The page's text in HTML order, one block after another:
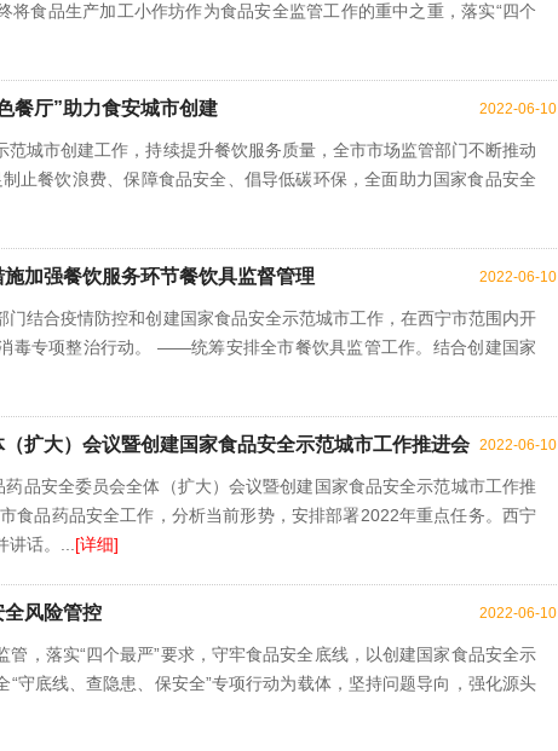
将食品生产加工小作坊作为食品安全监管工作的重中之重，落实“四个
餐厅”助力食安城市创建 2022-06-10
范城市创建工作，持续提升餐饮服务质量，全市市场监管部门不断推动
止餐饮浪费、保障食品安全、倡导低碳环保，全面助力国家食品安全
加强餐饮服务环节餐饮具监督管理 2022-06-10
门结合疫情防控和创建国家食品安全示范城市工作，在西宁市范围内开
毒专项整治行动。 ——统筹安排全市餐饮具监管工作。结合创建国家
扩大）会议暨创建国家食品安全示范城市工作推进会 2022-06-10
品安全委员会全体（扩大）会议暨创建国家食品安全示范城市工作推
食品药品安全工作，分析当前形势，安排部署2022年重点任务。西宁
话。... [详细]
风险管控 2022-06-10
管，落实“四个最严”要求，守牢食品安全底线，以创建国家食品安全示
“守底线、查隐患、保安全”专项行动为载体，坚持问题导向，强化源头